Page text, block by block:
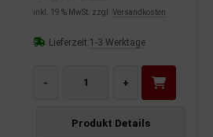
inkl. 19 % MwSt. zzgl. Versandkosten
Lieferzeit:1-3 Werktage
- +
Produkt Details